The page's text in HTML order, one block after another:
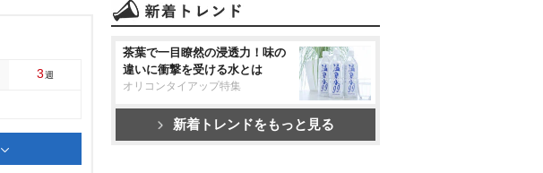
3週
茶葉で一目瞭然の浸透力！味の
違いに衝撃を受ける水とは
オリコンタイアップ特集
新着トレンドをもっと見る